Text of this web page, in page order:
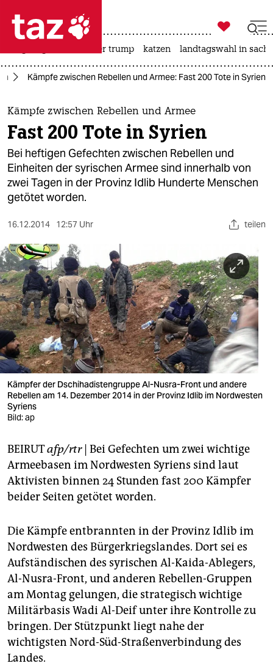
 taz zahl ich
taz zahl ich
themen
politik
öko
gesellschaft
kultur
sport
berlin
nord
wahrheit
verlag
verlag
veranstaltungen
fragen & hilfe
unterstützen
abo
genossenschaft
epaper login

taz zahl ich
usa unter trump katzen landtagswahl in
Kämpfe zwischen Rebellen und Armee: Fast 200 Tote in Syrien
Kämpfe zwischen Rebellen und Armee
Fast 200 Tote in Syrien
Bei heftigen Gefechten zwischen Rebellen und
Einheiten der syrischen Armee sind innerhalb von
zwei Tagen in der Provinz Idlib Hunderte Menschen
getötet worden.
16.12.2014 12:57 Uhr teilen
Kämpfer der Dschihadistengruppe Al-Nusra-Front und andere
Rebellen am 14. Dezember 2014 in der Provinz Idlib im Nordwesten
Syriens
Bild: ap
BEIRUTafp/rtr| Bei Gefechten um zwei wichtige
Armeebasen im Nordwesten Syriens sind laut
Aktivisten binnen 24 Stunden fast 200 Kämpfer
beider Seiten getötet worden.
Die Kämpfe entbrannten in der Provinz Idlib im
Nordwesten des Bürgerkriegslandes. Dort sei es
Aufständischen des syrischen Al-Kaida-Ablegers,
Al-Nusra-Front, und anderen Rebellen-Gruppen
am Montag gelungen, die strategisch wichtige
Militärbasis Wadi Al-Deif unter ihre Kontrolle zu
bringen. Der Stützpunkt liegt nahe der
wichtigsten Nord-Süd-Straßenverbindung des
Landes.